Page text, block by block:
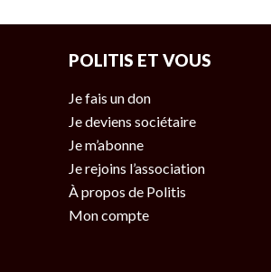
POLITIS ET VOUS
Je fais un don
Je deviens sociétaire
Je m’abonne
Je rejoins l’association
À propos de Politis
Mon compte